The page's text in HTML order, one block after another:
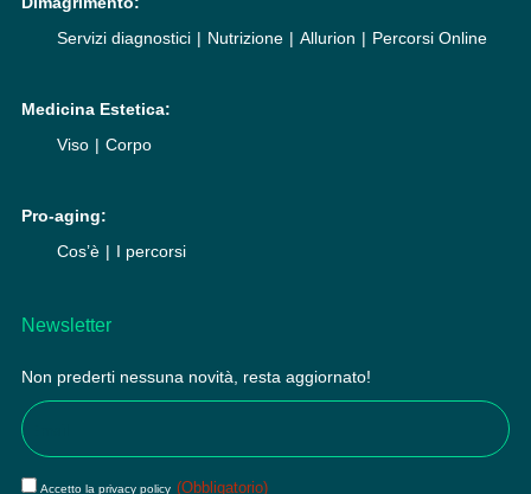
Servizi diagnostici
Nutrizione Allurion Percorsi Online
Medicina Estetica:
Viso
Corpo
Pro-aging:
Cos’è
I percorsi
Newsletter
Non prederti nessuna novità, resta aggiornato!
Email
Accetto la privacy policy (Obbligatorio)